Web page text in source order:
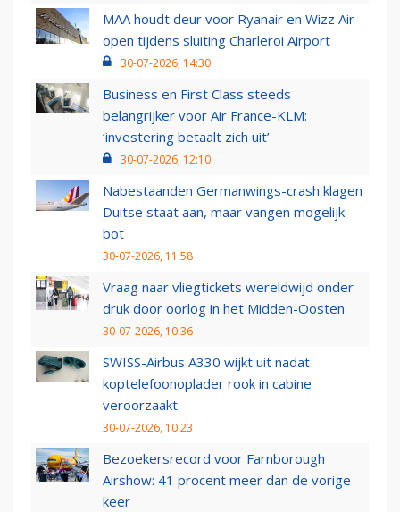
MAA houdt deur voor Ryanair en Wizz Air
open tijdens sluiting Charleroi Airport
30-07-2026, 14:30
Business en First Class steeds
belangrijker voor Air France-KLM:
‘investering betaalt zich uit’
30-07-2026, 12:10
Nabestaanden Germanwings-crash klagen
Duitse staat aan, maar vangen mogelijk
bot
30-07-2026, 11:58
Vraag naar vliegtickets wereldwijd onder
druk door oorlog in het Midden-Oosten
30-07-2026, 10:36
SWISS-Airbus A330 wijkt uit nadat
koptelefoonoplader rook in cabine
veroorzaakt
30-07-2026, 10:23
Bezoekersrecord voor Farnborough
Airshow: 41 procent meer dan de vorige
keer